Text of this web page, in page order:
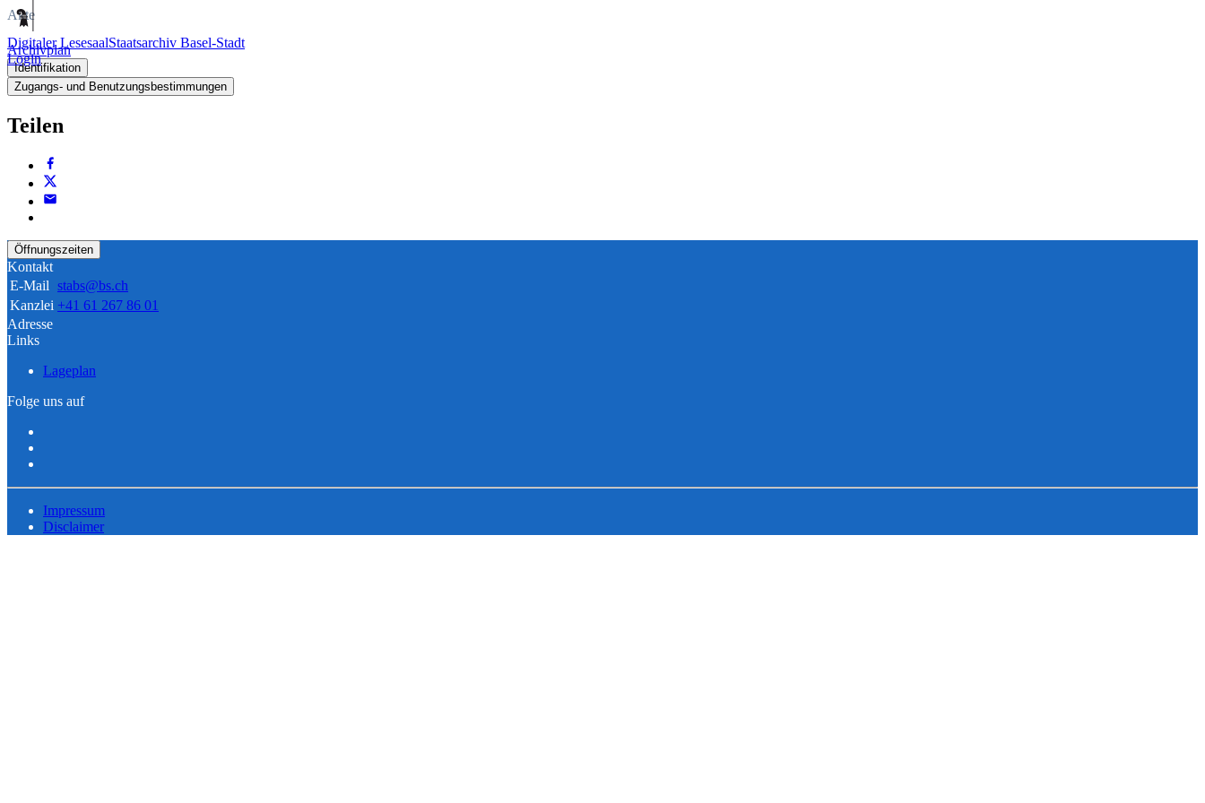
Digitaler LesesaalStaatsarchiv Basel-Stadt
Login
Akte
Archivplan
Identifikation
Zugangs- und Benutzungsbestimmungen
Teilen
Öffnungszeiten
Kontakt
E-Mail stabs@bs.ch
Kanzlei +41 61 267 86 01
Adresse
Links
Lageplan
Folge uns auf
Impressum
Disclaimer